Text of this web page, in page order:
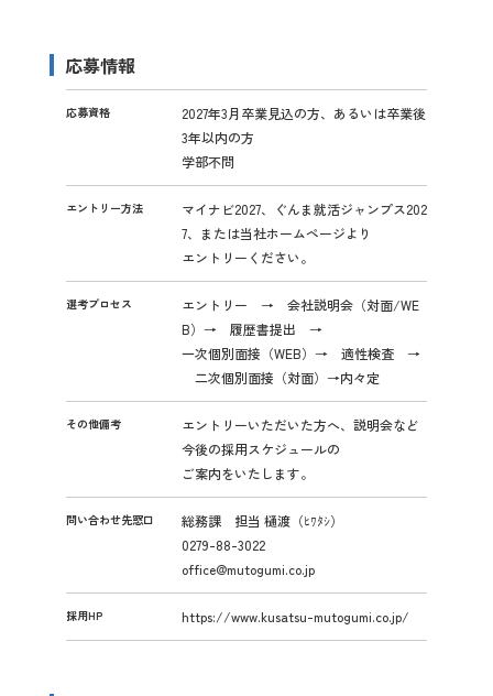
応募情報
応募資格
2027年3月卒業見込の方、あるいは卒業後
3年以内の方
学部不問
エントリー方法
マイナビ2027、ぐんま就活ジャンプス202
7、または当社ホームページより
エントリーください。
選考プロセス
エントリー → 会社説明会（対面/WE
B）→ 履歴書提出 →
一次個別面接（WEB）→ 適性検査 →
二次個別面接（対面）→内々定
その他備考
エントリーいただいた方へ、説明会など
今後の採用スケジュールの
ご案内をいたします。
問い合わせ先窓口
総務課 担当 樋渡（ﾋﾜﾀｼ）
0279-88-3022
office@mutogumi.co.jp
採用HP https://www.kusatsu-mutogumi.co.jp/